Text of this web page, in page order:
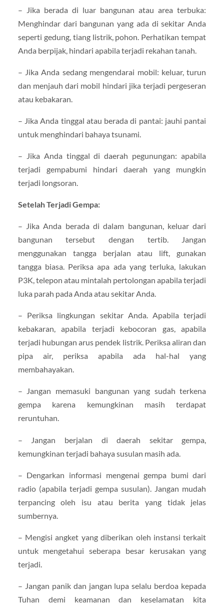
– Jika berada di luar bangunan atau area terbuka:
Menghindar dari bangunan yang ada di sekitar Anda
seperti gedung, tiang listrik, pohon. Perhatikan tempat
Anda berpijak, hindari apabila terjadi rekahan tanah.
– Jika Anda sedang mengendarai mobil: keluar, turun
dan menjauh dari mobil hindari jika terjadi pergeseran
atau kebakaran.
– Jika Anda tinggal atau berada di pantai: jauhi pantai
untuk menghindari bahaya tsunami.
– Jika Anda tinggal di daerah pegunungan: apabila
terjadi gempabumi hindari daerah yang mungkin
terjadi longsoran.
Setelah Terjadi Gempa:
– Jika Anda berada di dalam bangunan, keluar dari
bangunan tersebut dengan tertib. Jangan
menggunakan tangga berjalan atau lift, gunakan
tangga biasa. Periksa apa ada yang terluka, lakukan
P3K, telepon atau mintalah pertolongan apabila terjadi
luka parah pada Anda atau sekitar Anda.
– Periksa lingkungan sekitar Anda. Apabila terjadi
kebakaran, apabila terjadi kebocoran gas, apabila
terjadi hubungan arus pendek listrik. Periksa aliran dan
pipa air, periksa apabila ada hal-hal yang
membahayakan.
– Jangan memasuki bangunan yang sudah terkena
gempa karena kemungkinan masih terdapat
reruntuhan.
– Jangan berjalan di daerah sekitar gempa,
kemungkinan terjadi bahaya susulan masih ada.
– Dengarkan informasi mengenai gempa bumi dari
radio (apabila terjadi gempa susulan). Jangan mudah
terpancing oleh isu atau berita yang tidak jelas
sumbernya.
– Mengisi angket yang diberikan oleh instansi terkait
untuk mengetahui seberapa besar kerusakan yang
terjadi.
– Jangan panik dan jangan lupa selalu berdoa kepada
Tuhan demi keamanan dan keselamatan kita